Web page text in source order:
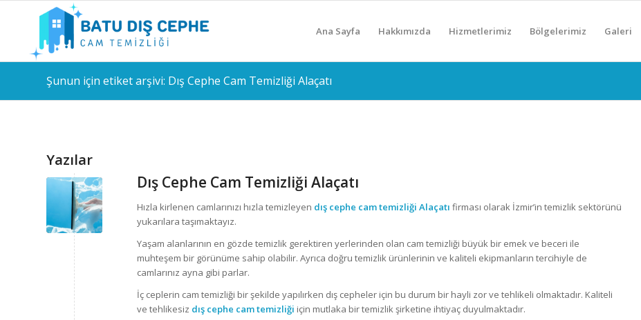
Ana Sayfa Hakkımızda Hizmetlerimiz Bölgelerimiz Galeri
Şunun için etiket arşivi: Dış Cephe Cam Temizliği Alaçatı
Yazılar
Dış Cephe Cam Temizliği Alaçatı
Hızla kirlenen camlarınızı hızla temizleyen dış cephe cam temizliği Alaçatı firması olarak İzmir’in temizlik sektörünü
yukarılara taşımaktayız.
Yaşam alanlarının en gözde temizlik gerektiren yerlerinden olan cam temizliği büyük bir emek ve beceri ile
muhteşem bir görünüme sahip olabilir. Ayrıca doğru temizlik ürünlerinin ve kaliteli ekipmanların tercihiyle de
camlarınız ayna gibi parlar.
İç ceplerin cam temizliği bir şekilde yapılırken dış cepheler için bu durum bir hayli zor ve tehlikeli olmaktadır. Kaliteli
ve tehlikesiz dış cephe cam temizliği için mutlaka bir temizlik şirketine ihtiyaç duyulmaktadır.